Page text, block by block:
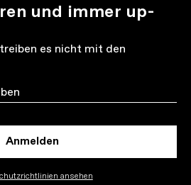
und immer up-
es nicht mit den
Anmelden
ansehen